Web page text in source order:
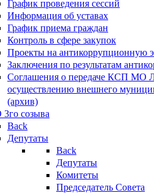
График проведения сессий
Информация об уставах
График приема граждан
Контроль в сфере закупок
Проекты на антикоррупционную
Заключения по результатам
Соглашения о передаче КСП МО
осуществлению внешнего
(архив)
созыва
Back
Депутаты
Back
Депутаты
Комитеты
Председатель Совета